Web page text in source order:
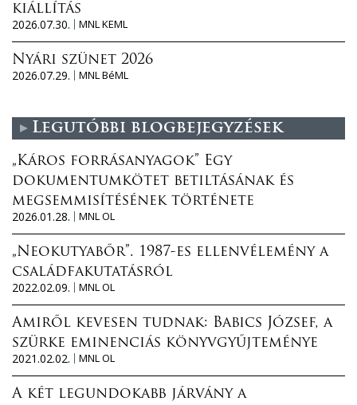
kiállítás
2026.07.30.
MNL KEML
Nyári szünet 2026
2026.07.29.
MNL BéML
Legutóbbi blogbejegyzések
„Káros forrásanyagok” Egy
dokumentumkötet betiltásának és
megsemmisítésének története
2026.01.28.
MNL OL
„Neokutyabőr”. 1987-es ellenvélemény a
családfakutatásról
2022.02.09.
MNL OL
Amiről kevesen tudnak: Babics József, a
szürke eminenciás könyvgyűjteménye
2021.02.02.
MNL OL
A két legundokabb járvány a